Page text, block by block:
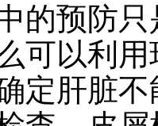
预防只
可以利
定肝脏